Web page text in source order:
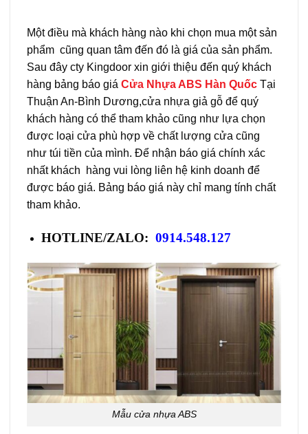
Một điều mà khách hàng nào khi chọn mua một sản
phẩm cũng quan tâm đến đó là giá của sản phẩm.
Sau đây cty Kingdoor xin giới thiệu đến quý khách
hàng bảng báo giá Cửa Nhựa ABS Hàn Quốc Tại
Thuận An-Bình Dương,cửa nhựa giả gỗ để quý
khách hàng có thể tham khảo cũng như lựa chọn
được loại cửa phù hợp về chất lượng cửa cũng
như túi tiền của mình. Để nhận báo giá chính xác
nhất khách hàng vui lòng liên hệ kinh doanh để
được báo giá. Bảng báo giá này chỉ mang tính chất
tham khảo.
HOTLINE/ZALO: 0914.548.127
Mẫu cửa nhựa ABS